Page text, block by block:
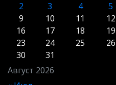
Август 2026
2
3 4 5
9
10 11 12
16
17 18 19
23
24 25 26
30
31